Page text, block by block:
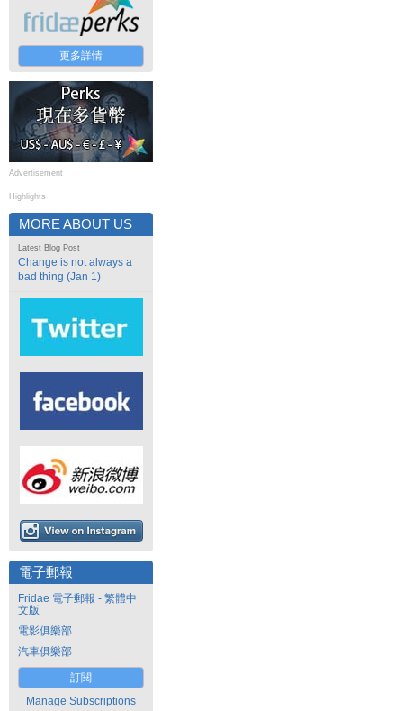
更多詳情
Advertisement
Highlights
MORE ABOUT US
Latest Blog Post
Change is not always a
bad thing (Jan 1)
電子郵報
Fridae 電子郵報 - 繁體中
文版
電影俱樂部
汽車俱樂部
訂閱
Manage Subscriptions